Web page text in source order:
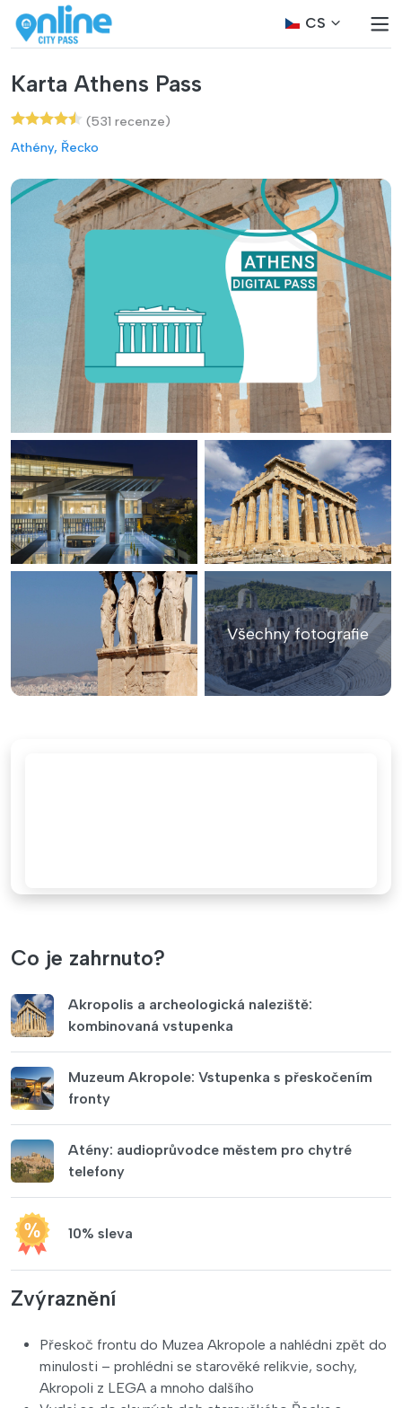
CS
Karta Athens Pass
(531 recenze)
Athény, Řecko
Všechny fotografie
Co je zahrnuto?
Akropolis a archeologická naleziště:
kombinovaná vstupenka
Muzeum Akropole: Vstupenka s přeskočením
fronty
Atény: audioprůvodce městem pro chytré
telefony
10% sleva
Zvýraznění
Přeskoč frontu do Muzea Akropole a nahlédni zpět do
minulosti – prohlédni se starověké relikvie, sochy,
Akropoli z LEGA a mnoho dalšího